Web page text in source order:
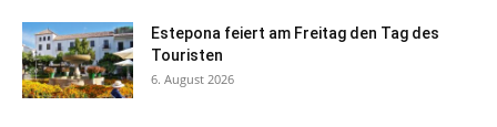
Estepona feiert am Freitag den Tag des
Touristen
6. August 2026